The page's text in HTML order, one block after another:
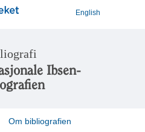
English
Ibsen-
Om bibliografien